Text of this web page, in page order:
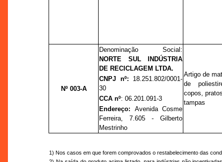
Nº 003-A
Denominação Social:
NORTE SUL INDÚSTRIA
DE RECICLAGEM LTDA.
Artigo de
de
copos,
tampas
CNPJ nº: 18.251.802/0001-
30
CCA nº: 06.201.091-3
Endereço: Avenida Cosme
Ferreira, 7.605 - Gilberto
Mestrinho
1) Nos casos em que forem comprovados o restabelecimento das